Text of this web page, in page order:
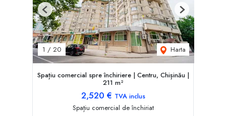
1 / 20 Harta
Previous Next
Spațiu comercial spre închiriere | Centru, Chișinău |
211 m²
2,520 € TVA inclus
Spațiu comercial de închiriat